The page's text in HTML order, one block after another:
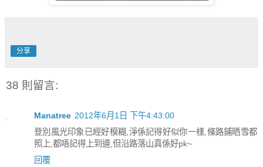
分享
38 則留言:
Manatree 2012年6月1日 下午4:43:00
登別風光印象已經好模糊,淨係記得好似你一樣,條路鋪晒雪都
照上,都唔記得上到邊,但沿路落山真係好pk~
回覆